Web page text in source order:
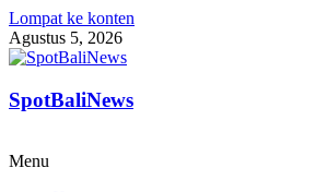
Lompat ke konten
Agustus 5, 2026
SpotBaliNews
Menu